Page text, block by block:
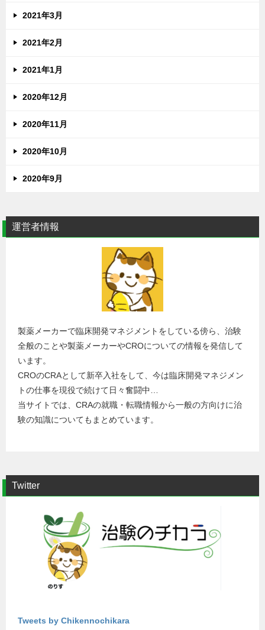
2021年3月
2021年2月
2021年1月
2020年12月
2020年11月
2020年10月
2020年9月
運営者情報
製薬メーカーで臨床開発マネジメントをしている傍ら、治験
全般のことや製薬メーカーやCROについての情報を発信して
います。
CROのCRAとして新卒入社をして、今は臨床開発マネジメン
トの仕事を現役で続けて日々奮闘中…
当サイトでは、CRAの就職・転職情報から一般の方向けに治
験の知識についてもまとめています。
Twitter
Tweets by Chikennochikara